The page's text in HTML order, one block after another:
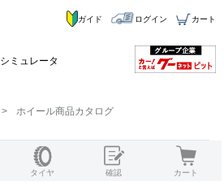
シミュレータ
ガイド ログイン カート
ホイール商品カタログ
タイヤ 確認 カート